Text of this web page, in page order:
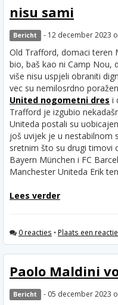
nisu sami
Bericht - 12 december 2023
Old Trafford, domaci teren
bio, baš kao ni Camp Nou,
više nisu uspjeli obraniti
vec su nemilosrdno
United nogometni dres i
Trafford je izgubio
Uniteda postali su
još uvijek je u nestabilnom
sretnim što su drugi timovi
Bayern München i FC
Manchester Uniteda Erik
Lees verder
0 reacties • Plaats een reactie
Paolo Maldini
Bericht - 05 december 2023